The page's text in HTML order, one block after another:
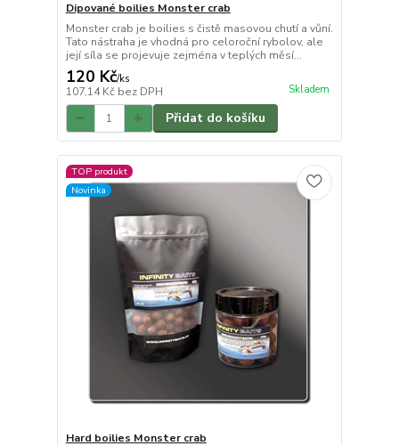
Dipované boilies Monster crab
Monster crab je boilies s čistě masovou chutí a vůní.
Tato nástraha je vhodná pro celoroční rybolov, ale
její síla se projevuje zejména v teplých měsí...
120 Kč/ks
107,14 Kč bez DPH Skladem
Přidat do košíku
TOP produkt
Novinka
Hard boilies Monster crab